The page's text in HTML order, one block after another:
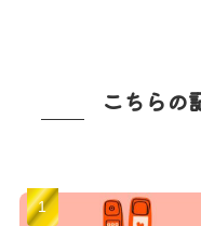
こちらの